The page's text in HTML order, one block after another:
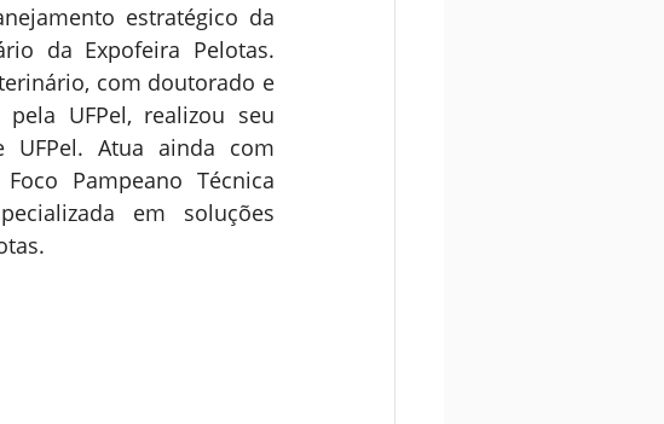
estratégico da
da Expofeira Pelotas.
com doutorado e
UFPel, realizou seu
UFPel. Atua ainda com
Pampeano Técnica
em soluções